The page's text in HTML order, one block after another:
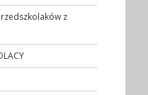
z